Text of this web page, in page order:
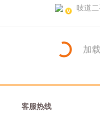
吱道
加
客服热线